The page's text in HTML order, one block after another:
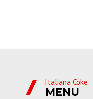
Italiana Coke
MENU